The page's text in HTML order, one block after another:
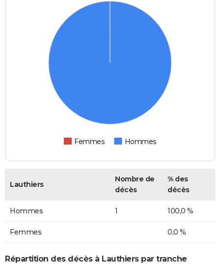
Femmes Hommes
Lauthiers
Nombre de
décès
% des
décès
Hommes 1 100,0 %
Femmes 0,0 %
Répartition des décès à Lauthiers par tranche